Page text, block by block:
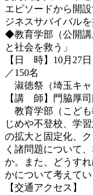
エピソードから開
ジネスサバイバルを
◆教育学部（公開
と社会を救う」
【日 時】10月27日
／150名
淑徳祭（埼玉キャ
【講 師】門脇厚司
教育学部（こども
じめや不登校、学
の拡大と固定化、
く諸問題について
か。また、どうす
かについて考えてい
【交通アクセス】